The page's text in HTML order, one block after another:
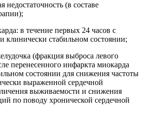
недостаточность (в составе
в течение первых 24 часов с
клинически стабильном состоянии;
(фракция выброса левого
перенесенного инфаркта миокарда
состоянии для снижения частоты
выраженной сердечной
выживаемости и снижения
по поводу хронической сердечной